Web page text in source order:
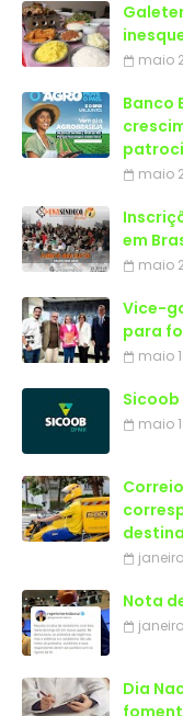
maio
Banco
maio
em
maio
Vice-
para
maio
maio
Nota
Dia